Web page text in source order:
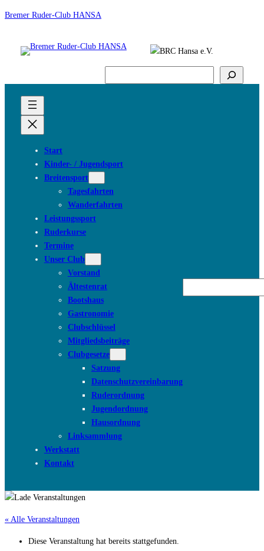
Bremer Ruder-Club HANSA
Start
Kinder- / Jugendsport
Breitensport
Tagesfahrten
Wanderfahrten
Leistungssport
Ruderkurse
Termine
Unser Club
Vorstand
Ältestenrat
Bootshaus
Gastronomie
Clubschlüssel
Mitgliedsbeiträge
Clubgesetze
Satzung
Datenschutzvereinbarung
Ruderordnung
Jugendordnung
Hausordnung
Linksammlung
Werkstatt
Kontakt
« Alle Veranstaltungen
Diese Veranstaltung hat bereits stattgefunden.